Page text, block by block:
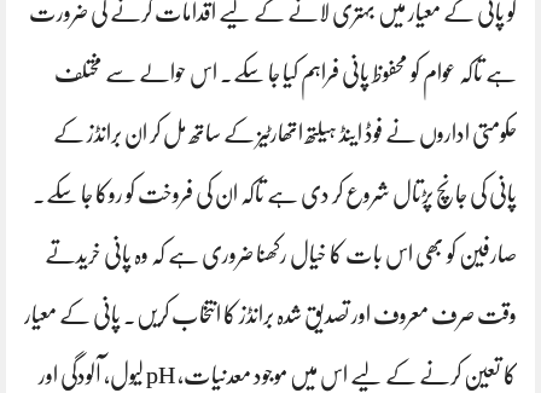
کو پانی کے معیار میں بہتری لانے کے لیے اقدامات کرنے کی ضرورت
ہے تاکہ عوام کو محفوظ پانی فراہم کیا جا سکے۔ اس حوالے سے مختلف
حکومتی اداروں نے فوڈ اینڈ ہیلتھ اتھارٹیز کے ساتھ مل کر ان برانڈز کے
پانی کی جانچ پڑتال شروع کر دی ہے تاکہ ان کی فروخت کو روکا جا سکے۔
صارفین کو بھی اس بات کا خیال رکھنا ضروری ہے کہ وہ پانی خریدتے
وقت صرف معروف اور تصدیق شدہ برانڈز کا انتخاب کریں۔ پانی کے معیار
کا تعین کرنے کے لیے اس میں موجود معدنیات، pH لیول، آلودگی اور